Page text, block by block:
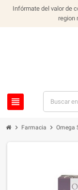
Infórmate del valor de
region
view_headline
chevron_right Farmacia chevron_right Omega